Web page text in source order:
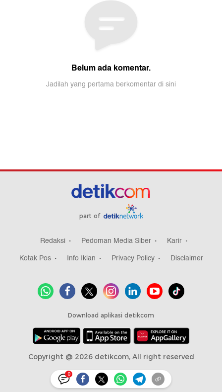
0
part of
Redaksi Pedoman Media Siber
Karir
Kotak Pos
Info Iklan Privacy Policy Disclaimer
Download aplikasi detikcom
Copyright @ 2026 detikcom, All right reserved